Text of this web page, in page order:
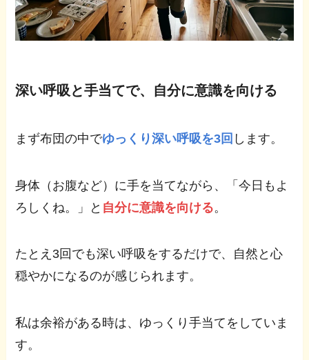
深い呼吸と手当てで、自分に意識を向ける
まず布団の中でゆっくり深い呼吸を3回 します。
身体（お腹など）に手を当てながら、「今日もよ
ろしくね。」と 自分に意識を向ける。
たとえ3回でも深い呼吸をするだけで、自然と心
穏やかになるのが感じられます。
私は余裕がある時は、ゆっくり手当てをしていま
す。